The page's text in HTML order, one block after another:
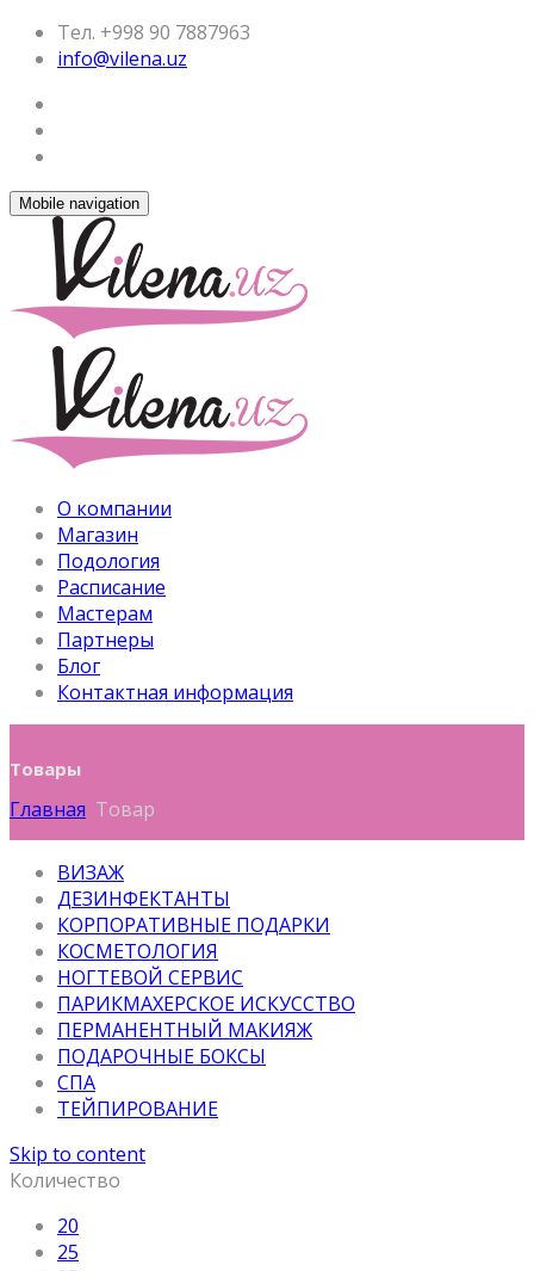
Тел. +998 90 7887963
info@vilena.uz
Mobile navigation
О компании
Магазин
Подология
Расписание
Мастерам
Партнеры
Блог
Контактная информация
Товары
Главная Товар
ВИЗАЖ
ДЕЗИНФЕКТАНТЫ
КОРПОРАТИВНЫЕ ПОДАРКИ
КОСМЕТОЛОГИЯ
НОГТЕВОЙ СЕРВИС
ПАРИКМАХЕРСКОЕ ИСКУССТВО
ПЕРМАНЕНТНЫЙ МАКИЯЖ
ПОДАРОЧНЫЕ БОКСЫ
СПА
ТЕЙПИРОВАНИЕ
Skip to content
Количество
20
25